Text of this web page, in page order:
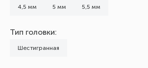
4,5 мм 5 мм 5,5 мм
Тип головки:
Шестигранная